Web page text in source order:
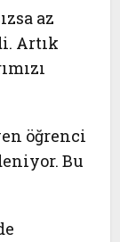
az
Artık
öğrenci
Bu